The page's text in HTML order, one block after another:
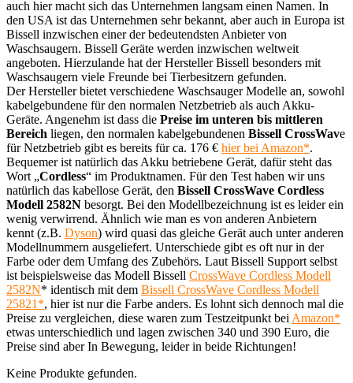
auch hier macht sich das Unternehmen langsam einen Namen. In
den USA ist das Unternehmen sehr bekannt, aber auch in Europa ist
Bissell inzwischen einer der bedeutendsten Anbieter von
Waschsaugern. Bissell Geräte werden inzwischen weltweit
angeboten. Hierzulande hat der Hersteller Bissell besonders mit
Waschsaugern viele Freunde bei Tierbesitzern gefunden.
Der Hersteller bietet verschiedene Waschsauger Modelle an, sowohl
kabelgebundene für den normalen Netzbetrieb als auch Akku-
Geräte. Angenehm ist dass die Preise im unteren bis mittleren
Bereich liegen, den normalen kabelgebundenen Bissell CrossWave
für Netzbetrieb gibt es bereits für ca. 176 € hier bei Amazon*.
Bequemer ist natürlich das Akku betriebene Gerät, dafür steht das
Wort „Cordless“ im Produktnamen. Für den Test haben wir uns
natürlich das kabellose Gerät, den Bissell CrossWave Cordless
Modell 2582N besorgt. Bei den Modellbezeichnung ist es leider ein
wenig verwirrend. Ähnlich wie man es von anderen Anbietern
kennt (z.B. Dyson) wird quasi das gleiche Gerät auch unter anderen
Modellnummern ausgeliefert. Unterschiede gibt es oft nur in der
Farbe oder dem Umfang des Zubehörs. Laut Bissell Support selbst
ist beispielsweise das Modell Bissell CrossWave Cordless Modell
2582N* identisch mit dem Bissell CrossWave Cordless Modell
25821*, hier ist nur die Farbe anders. Es lohnt sich dennoch mal die
Preise zu vergleichen, diese waren zum Testzeitpunkt bei Amazon*
etwas unterschiedlich und lagen zwischen 340 und 390 Euro, die
Preise sind aber In Bewegung, leider in beide Richtungen!
Keine Produkte gefunden.